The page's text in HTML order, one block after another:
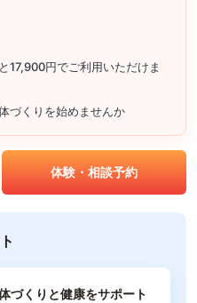
17,900円でご利用いただけま
づくりを始めませんか
体験・相談予約
づくりと健康をサポート